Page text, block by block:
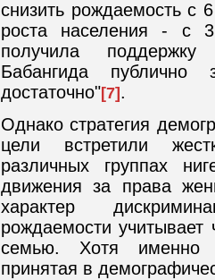
снизить рождаемость с
роста населения - с
получила поддержку
Бабангида публично
достаточно"[7].
Однако стратегия
цели встретили
различных группах
движения за права
характер
рождаемости
семью. Хотя именно
принятая в